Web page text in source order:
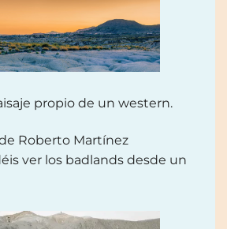
propio de un western.
Roberto Martínez
ver los badlands desde un